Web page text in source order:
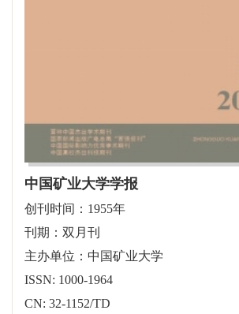
中国矿业大学学报
创刊时间：1955年
刊期：双月刊
主办单位：中国矿业大学
ISSN: 1000-1964
CN: 32-1152/TD